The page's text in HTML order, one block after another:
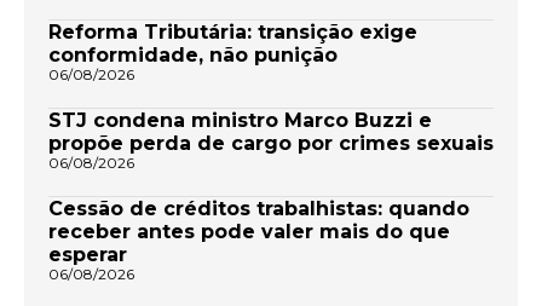
Reforma Tributária: transição exige
conformidade, não punição
06/08/2026
STJ condena ministro Marco Buzzi e
propõe perda de cargo por crimes sexuais
06/08/2026
Cessão de créditos trabalhistas: quando
receber antes pode valer mais do que
esperar
06/08/2026